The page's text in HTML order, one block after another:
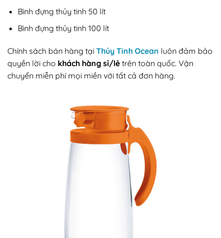
Bình đựng thủy tinh 50 lít
Bình đựng thủy tinh 100 lít
Chính sách bán hàng tại Thủy Tinh Ocean luôn đảm bảo
quyền lời cho khách hàng sỉ/lẻ trên toàn quốc. Vận
chuyển miễn phí mọi miền với tất cả đơn hàng.